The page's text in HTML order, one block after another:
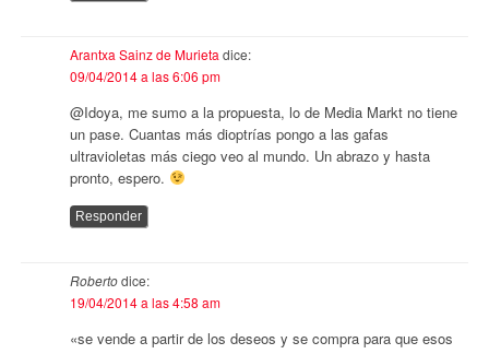
Arantxa Sainz de Murieta dice:
09/04/2014 a las 6:06 pm
@Idoya, me sumo a la propuesta, lo de Media Markt no tiene
un pase. Cuantas más dioptrías pongo a las gafas
ultravioletas más ciego veo al mundo. Un abrazo y hasta
pronto, espero.
Responder
Robertodice:
19/04/2014 a las 4:58 am
«se vende a partir de los deseos y se compra para que esos